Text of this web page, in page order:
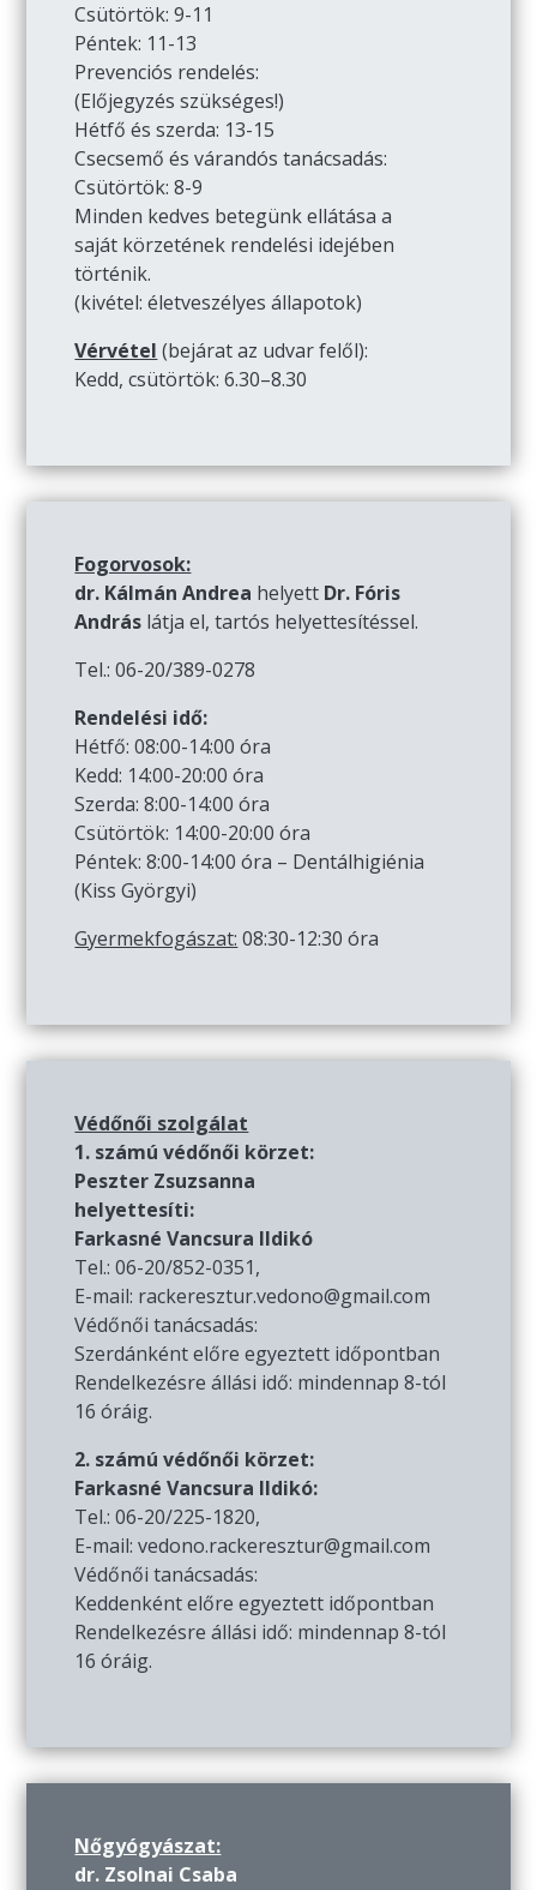
Csütörtök: 9-11
Péntek: 11-13
Prevenciós rendelés:
(Előjegyzés szükséges!)
Hétfő és szerda: 13-15
Csecsemő és várandós tanácsadás:
Csütörtök: 8-9
Minden kedves betegünk ellátása a
saját körzetének rendelési idejében
történik.
(kivétel: életveszélyes állapotok)
Vérvétel (bejárat az udvar felől):
Kedd, csütörtök: 6.30–8.30
Fogorvosok:
dr. Kálmán Andrea helyett Dr. Fóris
András látja el, tartós helyettesítéssel.
Tel.: 06-20/389-0278
Rendelési idő:
Hétfő: 08:00-14:00 óra
Kedd: 14:00-20:00 óra
Szerda: 8:00-14:00 óra
Csütörtök: 14:00-20:00 óra
Péntek: 8:00-14:00 óra – Dentálhigiénia
(Kiss Györgyi)
Gyermekfogászat: 08:30-12:30 óra
Védőnői szolgálat
1. számú védőnői körzet:
Peszter Zsuzsanna
helyettesíti:
Farkasné Vancsura Ildikó
Tel.: 06-20/852-0351,
E-mail: rackeresztur.vedono@gmail.com
Védőnői tanácsadás:
Szerdánként előre egyeztett időpontban
Rendelkezésre állási idő: mindennap 8-tól
16 óráig.
2. számú védőnői körzet:
Farkasné Vancsura Ildikó:
Tel.: 06-20/225-1820,
E-mail: vedono.rackeresztur@gmail.com
Védőnői tanácsadás:
Keddenként előre egyeztett időpontban
Rendelkezésre állási idő: mindennap 8-tól
16 óráig.
Nőgyógyászat:
dr. Zsolnai Csaba